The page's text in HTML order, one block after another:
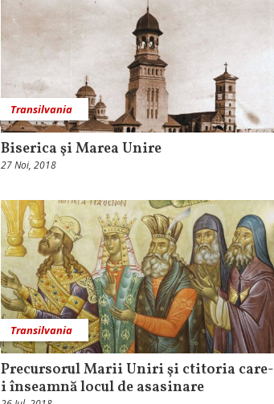
Transilvania
Biserica şi Marea Unire
27 Noi, 2018
Transilvania
Precursorul Marii Uniri şi ctitoria care-
i înseamnă locul de asasinare